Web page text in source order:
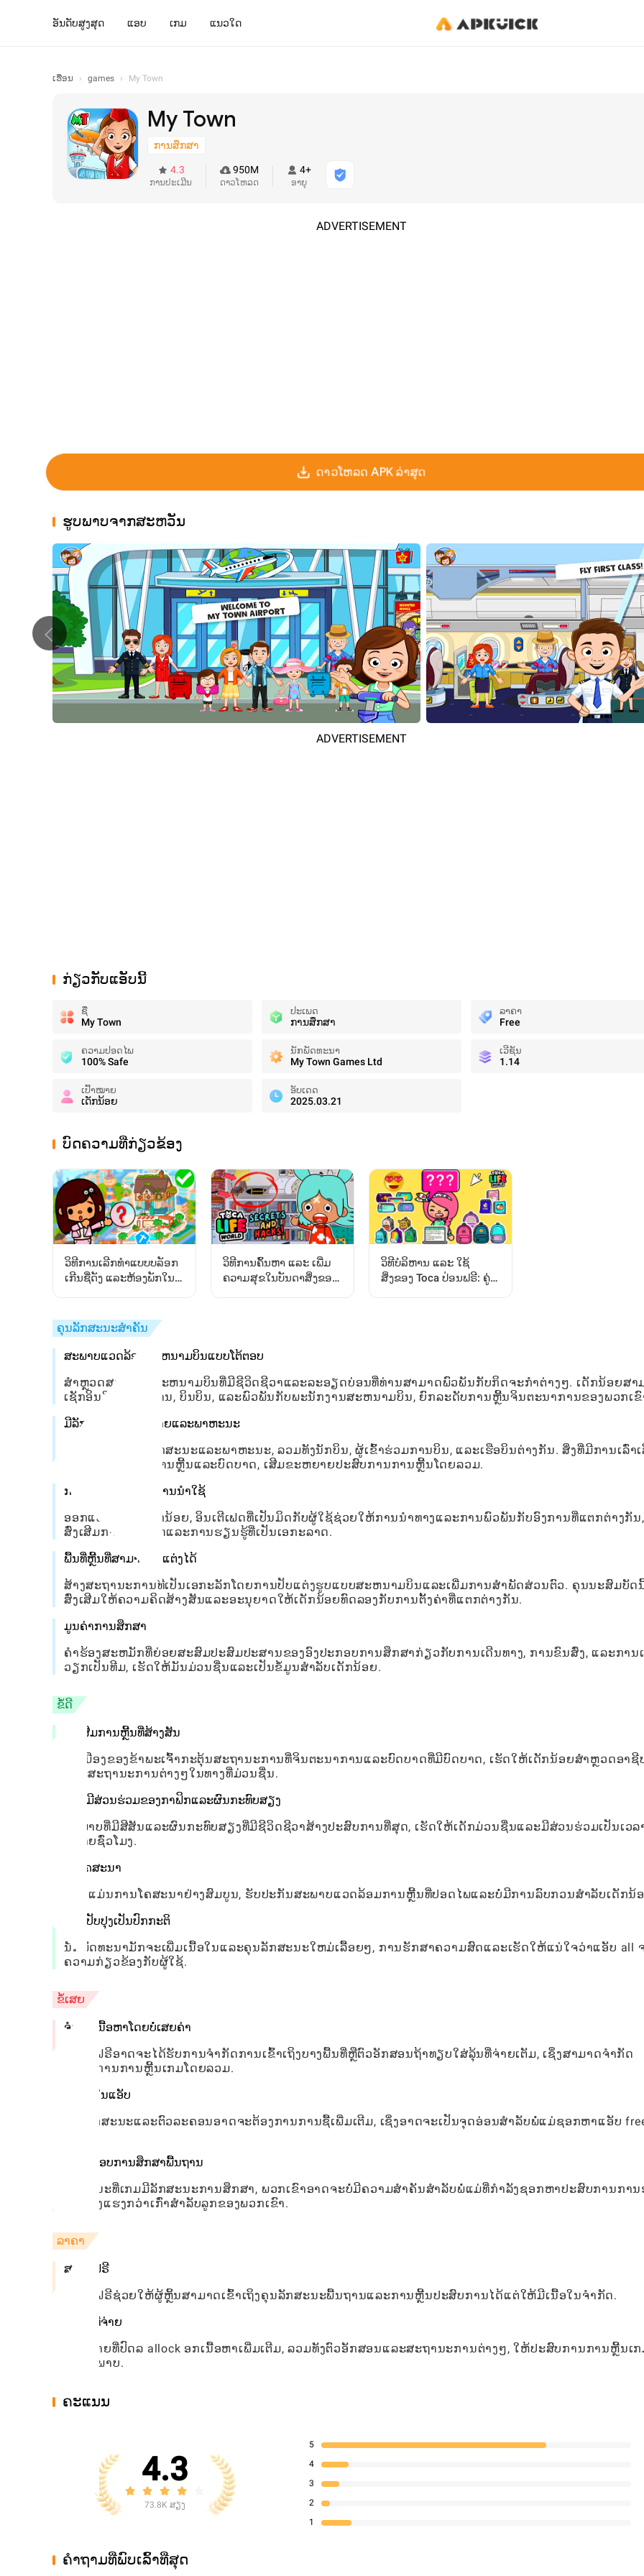
ອັນດັບສູງສຸດ ແອບ ເກມ ແນວໃດ
ເຮືອນ › games › My Town
My Town
ການສຶກສາ
4.3
ການປະເມີນ
950M
ດາວໂຫລດ
4+
ອາຍຸ
ADVERTISEMENT
ດາວໂຫລດ APK ລ່າສຸດ
ຮູບພາບຈາກສະຫວັນ
ADVERTISEMENT
ກ່ຽວກັບແອັບນີ້
ຊື່
My Town
ປະເພດ
ການສຶກສາ
ລາຄາ
Free
ຄວາມປອດໄພ
100% Safe
ນັກພັດທະນາ
My Town Games Ltd
ເວີຊັນ
1.14
ເປົ້າໝາຍ
ເດັກນ້ອຍ
ອັບເດດ
2025.03.21
ບົດຄວາມທີ່ກ່ຽວຂ້ອງ
ວິທີການເລີກທຳແບບບລັອກ
ເກີນຊື່ດັງ ແລະຫ້ອງພັກໃນ
ວິທີການຄົ້ນຫາ ແລະ ເພີ່ມ
ຄວາມສຸຂໃນບັນດາສິ່ງຂອງ
ວິທີບໍລິຫານ ແລະ ໃຊ້
ສິ່ງຂອງ Toca ປ່ອນຟຣີ: ຄູ່ມື
ຄຸນລັກສະນະສໍາຄັນ
ສະພາບແວດລ້ອມສະຫນາມບິນແບບໂຕ້ຕອບ
ສໍາຫຼວດສະຖານທີ່ສະຫນາມບິນທີ່ມີຊີວິດຊີວາແລະລະອຽດບ່ອນທີ່ທ່ານສາມາດພົວພັນກັບກິດຈະກໍາຕ່າງໆ. ເດັກນ້ອຍສາ
ເຊັກອິນໃນຜູ້ໂດຍສານ, ບິນບິນ, ແລະພົວພັນກັບພະນັກງານສະຫນາມບິນ, ຍົກລະດັບການຫຼີ້ນຈິນຕະນາການຂອງພວກເຂົ
ມີລັກສະນະທີ່ຫຼາກຫຼາຍແລະພາຫະນະ
ເລືອກຈາກຫລາຍລັກສະນະແລະພາຫະນະ, ລວມທັງນັກບິນ, ຜູ້ເຂົ້າຮ່ວມການບິນ, ແລະເຮືອບິນຕ່າງກັນ. ສິ່ງທີ່ມີການເລົ່າເ
ນີ້ແລະບົດບາດໃນການຫຼີ້ນແລະບົດບາດ, ເສີມຂະຫຍາຍປະສົບການການຫຼີ້ນໂດຍລວມ.
ການໂຕ້ຕອບງ່າຍໃນການນໍາໃຊ້
ອອກແບບສໍາລັບເດັກນ້ອຍ, ອິນເຕີເຟດທີ່ເປັນມິດກັບຜູ້ໃຊ້ຊ່ວຍໃຫ້ການນໍາທາງແລະການພົວພັນກັບອົງການທີ່ແຕກຕ່າງກັນ,
ສົ່ງເສີມການສໍາຫຼວດແລະການຮຽນຮູ້ທີ່ເປັນເອກະລາດ.
ພື້ນທີ່ຫຼີ້ນທີ່ສາມາດປັບແຕ່ງໄດ້
ສ້າງສະຖານະການທີ່ເປັນເອກະລັກໂດຍການປັບແຕ່ງຮູບແບບສະຫນາມບິນແລະເພີ່ມການສໍາພັດສ່ວນຕົວ. ຄຸນນະສົມບັດ
ສົ່ງເສີມໃຫ້ຄວາມຄິດສ້າງສັນແລະອະນຸຍາດໃຫ້ເດັກນ້ອຍທົດລອງກັບການຕັ້ງຄ່າທີ່ແຕກຕ່າງກັນ.
ມູນຄ່າການສຶກສາ
ຄໍາຮ້ອງສະຫມັກທີ່ຍ່ອຍສະສົມປະສົມປະສານຂອງອົງປະກອບການສຶກສາກ່ຽວກັບການເດີນທາງ, ການຂົນສົ່ງ, ແລະການ
ວຽກເປັນທີມ, ເຮັດໃຫ້ມັນມ່ວນຊື່ນແລະເປັນຂໍ້ມູນສໍາລັບເດັກນ້ອຍ.
ຂໍ້ດີ
ສົ່ງເສີມການຫຼີ້ນທີ່ສ້າງສັນ
ຕົວເມືອງຂອງຂ້າພະເຈົ້າກະຕຸ້ນສະຖານະການທີ່ຈິນຕະນາການແລະບົດບາດທີ່ມີບົດບາດ, ເຮັດໃຫ້ເດັກນ້ອຍສໍາຫຼວດອາຊີ
ແລະສະຖານະການຕ່າງໆໃນທາງທີ່ມ່ວນຊື່ນ.
ການມີສ່ວນຮ່ວມຂອງກາຟິກແລະຜົນກະທົບສຽງ
ຮູບພາບທີ່ມີສີສັນແລະຜົນກະທົບສຽງທີ່ມີຊີວິດຊີວາສ້າງປະສົບການທີ່ສຸດ, ເຮັດໃຫ້ເດັກມ່ວນຊື່ນແລະມີສ່ວນຮ່ວມເປັນເວລ
ຫລາຍຊົ່ວໂມງ.
ບໍ່ມີໂຄສະນາ
app ແມ່ນການໂຄສະນາຢ່າງສົມບູນ, ຮັບປະກັນສະພາບແວດລ້ອມການຫຼີ້ນທີ່ປອດໄພແລະບໍ່ມີການລົບກວນສໍາລັບເດັກນ້
ການປັບປຸງເປັນປົກກະຕິ
ນັກພັດທະນາມັກຈະເພີ່ມເນື້ອໃນແລະຄຸນລັກສະນະໃຫມ່ເລື້ອຍໆ, ການຮັກສາຄວາມສົດແລະເຮັດໃຫ້ແນ່ໃຈວ່າແອັບ all
ຄວາມກ່ຽວຂ້ອງກັບຜູ້ໃຊ້.
ຂໍ້ເສຍ
ຈໍາກັດເນື້ອຫາໂດຍບໍ່ເສຍຄ່າ
ສະບັບຟຣີອາດຈະໄດ້ຮັບການຈໍາກັດການເຂົ້າເຖິງບາງພື້ນທີ່ຫຼືຕົວອັກສອນຖ້າທຽບໃສ່ລຸ້ນທີ່ຈ່າຍເຕັມ, ເຊິ່ງສາມາດຈໍາກັດ
ປະສົບການການຫຼີ້ນເກມໂດຍລວມ.
ການຊື້ໃນແອັບ
ບາງລັກສະນະແລະຕົວລະຄອນອາດຈະຕ້ອງການການຊື້ເພີ່ມເຕີມ, ເຊິ່ງອາດຈະເປັນຈຸດອ່ອນສໍາລັບພໍ່ແມ່ຊອກຫາແອັບ
ອົງປະກອບການສຶກສາພື້ນຖານ
ໃນຂະນະທີ່ເກມມີລັກສະນະການສຶກສາ, ພວກເຂົາອາດຈະບໍ່ມີຄວາມສໍາຄັນສໍາລັບພໍ່ແມ່ທີ່ກໍາລັງຊອກຫາປະສົບການກາ
ຮູ້ທີ່ແຂງແຮງກວ່າເກົ່າສໍາລັບລູກຂອງພວກເຂົາ.
ລາຄາ
ສະບັບຟຣີ
ສະບັບຟຣີຊ່ວຍໃຫ້ຜູ້ຫຼິ້ນສາມາດເຂົ້າເຖິງຄຸນລັກສະນະພື້ນຖານແລະການຫຼີ້ນປະສົບການໄດ້ແຕ່ໃຫ້ມີເນື້ອໃນຈໍາກັດ.
ສະບັບທີ່ຈ່າຍ
ຮຸ່ນທີ່ຈ່າຍທີ່ປົດລ allock ອກເນື້ອຫາເພີ່ມເຕີມ, ລວມທັງຕົວອັກສອນແລະສະຖານະການຕ່າງໆ, ໃຫ້ປະສົບການການຫຼີ້ນເ
ຄຸນນະພາບ.
ຄະແນນ
4.3
73.8K ສຽງ
5
4
3
2
1
ຄໍາຖາມທີ່ພົບເລົ້າທີ່ສຸດ